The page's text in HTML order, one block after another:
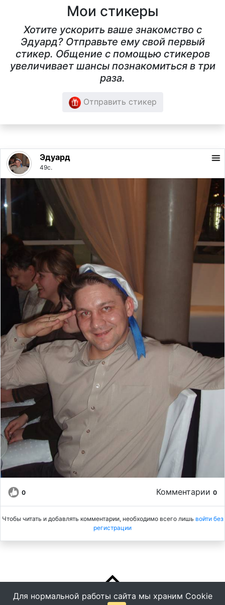
Мои стикеры
Хотите ускорить ваше знакомство с
Эдуард? Отправьте ему свой первый
стикер. Общение с помощью стикеров
увеличивает шансы познакомиться в три
раза.
Отправить стикер
Эдуард
49с.
0 Комментарии 0
Чтобы читать и добавлять комментарии, необходимо всего лишь войти без
регистрации
Для нормальной работы сайта мы храним Cookie